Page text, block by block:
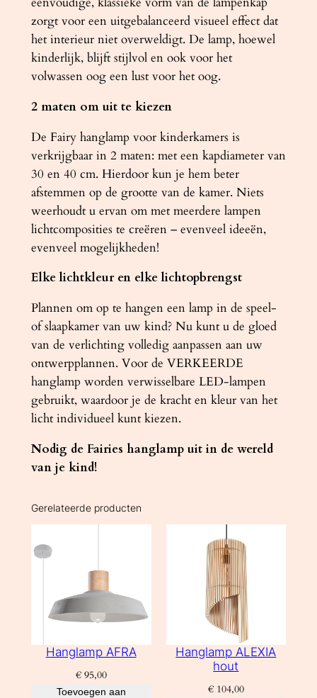
zorgt voor een uitgebalanceerd visueel effect dat
het interieur niet overweldigt. De lamp, hoewel
kinderlijk, blijft stijlvol en ook voor het
volwassen oog een lust voor het oog.
2 maten om uit te kiezen
De Fairy hanglamp voor kinderkamers is
verkrijgbaar in 2 maten: met een kapdiameter van
30 en 40 cm. Hierdoor kun je hem beter
afstemmen op de grootte van de kamer. Niets
weerhoudt u ervan om met meerdere lampen
lichtcomposities te creëren – evenveel ideeën,
evenveel mogelijkheden!
Elke lichtkleur en elke lichtopbrengst
Plannen om op te hangen een lamp in de speel-
of slaapkamer van uw kind? Nu kunt u de gloed
van de verlichting volledig aanpassen aan uw
ontwerpplannen. Voor de VERKEERDE
hanglamp worden verwisselbare LED-lampen
gebruikt, waardoor je de kracht en kleur van het
licht individueel kunt kiezen.
Nodig de Fairies hanglamp uit in de wereld
van je kind!
Gerelateerde producten
Hanglamp AFRA
€95,00
Toevoegen aan
Hanglamp ALEXIA
hout
€104,00